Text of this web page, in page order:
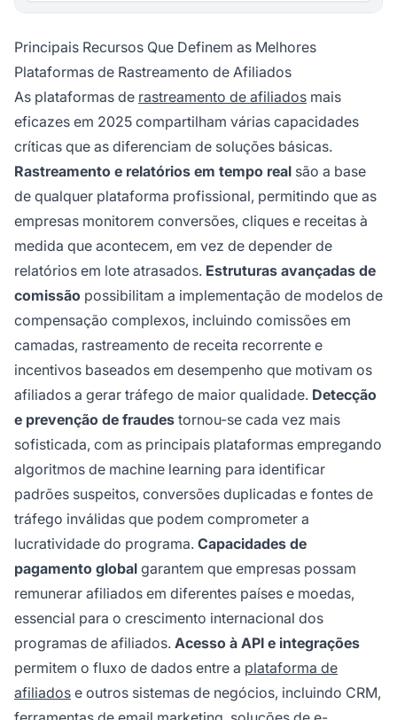
Principais Recursos Que Definem as Melhores
Plataformas de Rastreamento de Afiliados
As plataformas de rastreamento de afiliados mais
eficazes em 2025 compartilham várias capacidades
críticas que as diferenciam de soluções básicas.
Rastreamento e relatórios em tempo real são a base
de qualquer plataforma profissional, permitindo que as
empresas monitorem conversões, cliques e receitas à
medida que acontecem, em vez de depender de
relatórios em lote atrasados. Estruturas avançadas de
comissão possibilitam a implementação de modelos de
compensação complexos, incluindo comissões em
camadas, rastreamento de receita recorrente e
incentivos baseados em desempenho que motivam os
afiliados a gerar tráfego de maior qualidade. Detecção
e prevenção de fraudes tornou-se cada vez mais
sofisticada, com as principais plataformas empregando
algoritmos de machine learning para identificar
padrões suspeitos, conversões duplicadas e fontes de
tráfego inválidas que podem comprometer a
lucratividade do programa. Capacidades de
pagamento global garantem que empresas possam
remunerar afiliados em diferentes países e moedas,
essencial para o crescimento internacional dos
programas de afiliados. Acesso à API e integrações
permitem o fluxo de dados entre a plataforma de
afiliados e outros sistemas de negócios, incluindo CRM,